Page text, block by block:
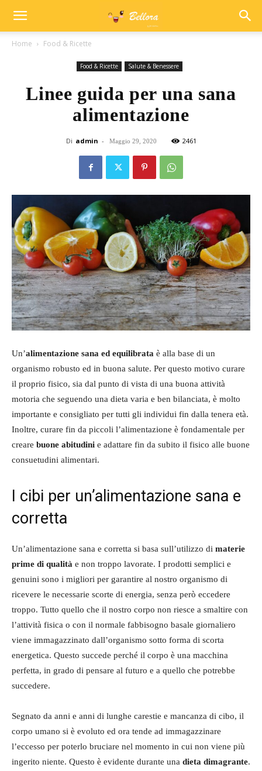
Home Food & Ricette
Food & Ricette Salute & Benessere
Linee guida per una sana
alimentazione
Di admin - Maggio 29, 2020 2461
Un’alimentazione sana ed equilibrata è alla base di un
organismo robusto ed in buona salute. Per questo motivo curare
il proprio fisico, sia dal punto di vista di una buona attività
motoria che seguendo una dieta varia e ben bilanciata, è molto
importante e consigliato per tutti gli individui fin dalla tenera età.
Inoltre, curare fin da piccoli l’alimentazione è fondamentale per
creare buone abitudini e adattare fin da subito il fisico alle buone
consuetudini alimentari.
I cibi per un’alimentazione sana e
corretta
Un’alimentazione sana e corretta si basa sull’utilizzo di materie
prime di qualità e non troppo lavorate. I prodotti semplici e
genuini sono i migliori per garantire al nostro organismo di
ricevere le necessarie scorte di energia, senza però eccedere
troppo. Tutto quello che il nostro corpo non riesce a smaltire con
l’attività fisica o con il normale fabbisogno basale giornaliero
viene immagazzinato dall’organismo sotto forma di scorta
energetica. Questo succede perché il corpo è una macchina
perfetta, in grado di pensare al futuro e a quello che potrebbe
succedere.
Segnato da anni e anni di lunghe carestie e mancanza di cibo, il
corpo umano si è evoluto ed ora tende ad immagazzinare
l’eccesso per poterlo bruciare nel momento in cui non viene più
ingerito niente. Questo è evidente durante una dieta dimagrante.